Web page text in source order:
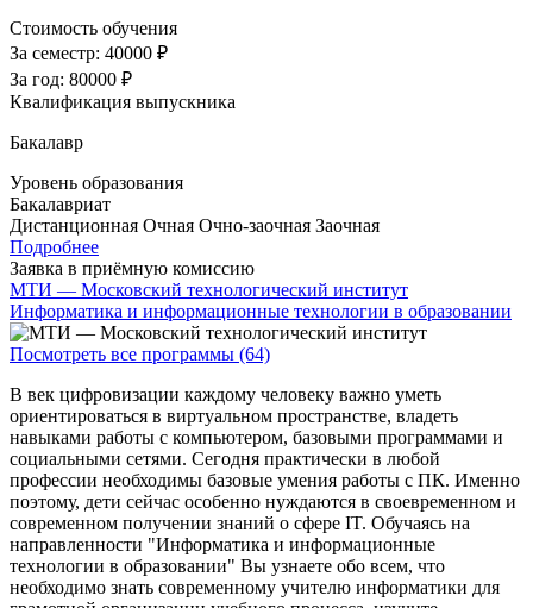
Стоимость обучения
За семестр: 40000 ₽
За год: 80000 ₽
Квалификация выпускника
Бакалавр
Уровень образования
Бакалавриат
Дистанционная Очная Очно-заочная Заочная
Подробнее
Заявка в приёмную комиссию
МТИ — Московский технологический институт
Информатика и информационные технологии в образовании
Посмотреть все программы (64)
В век цифровизации каждому человеку важно уметь
ориентироваться в виртуальном пространстве, владеть
навыками работы с компьютером, базовыми программами и
социальными сетями. Сегодня практически в любой
профессии необходимы базовые умения работы с ПК. Именно
поэтому, дети сейчас особенно нуждаются в своевременном и
современном получении знаний о сфере IT. Обучаясь на
направленности "Информатика и информационные
технологии в образовании" Вы узнаете обо всем, что
необходимо знать современному учителю информатики для